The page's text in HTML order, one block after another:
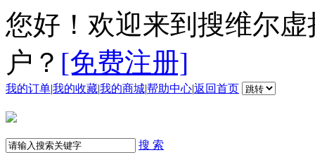
您好！欢迎来到搜维尔
户？ [免费注册]
我的订单|我的收藏|我的商城|帮助中心|返回首页
搜 索